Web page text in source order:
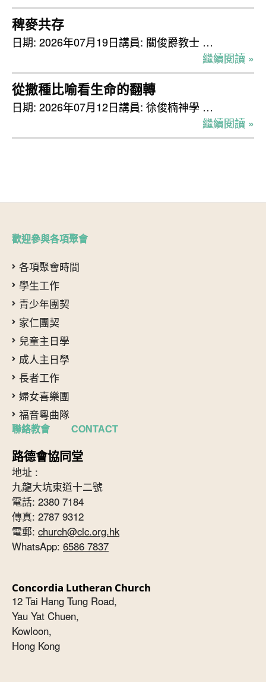
稗麥共存
日期: 2026年07月19日講員: 關俊爵教士 …
繼續閱讀 »
從撒種比喻看生命的翻轉
日期: 2026年07月12日講員: 徐俊楠神學 …
繼續閱讀 »
歡迎參與各項聚會
各項聚會時間
學生工作
青少年團契
家仁團契
兒童主日學
成人主日學
長者工作
婦女喜樂團
福音粵曲隊
聯絡教會 CONTACT
路德會協同堂
地址 :
九龍大坑東道十二號
電話: 2380 7184
傳真: 2787 9312
電郵: church@clc.org.hk
WhatsApp: 6586 7837
Concordia Lutheran Church
12 Tai Hang Tung Road,
Yau Yat Chuen,
Kowloon,
Hong Kong